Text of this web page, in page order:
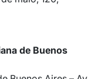
de Buenos